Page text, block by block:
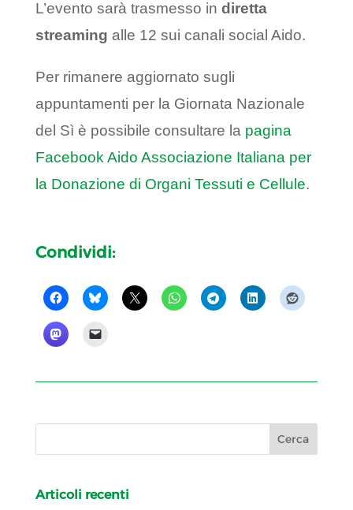
L’evento sarà trasmesso in diretta
streaming alle 12 sui canali social Aido.
Per rimanere aggiornato sugli
appuntamenti per la Giornata Nazionale
del Sì è possibile consultare la pagina
Facebook Aido Associazione Italiana per
la Donazione di Organi Tessuti e Cellule.
Condividi:
Articoli recenti